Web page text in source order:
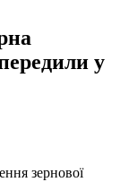
у
зернової